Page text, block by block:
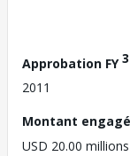
Approbation FY3
2011
Montant engagé
USD 20.00 millions